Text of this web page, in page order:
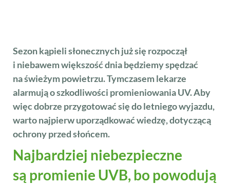
Sezon kąpieli słonecznych już się rozpoczął
i niebawem większość dnia będziemy spędzać
na świeżym powietrzu. Tymczasem lekarze
alarmują o szkodliwości promieniowania UV. Aby
więc dobrze przygotować się do letniego wyjazdu,
warto najpierw uporządkować wiedzę, dotyczącą
ochrony przed słońcem.
Najbardziej niebezpieczne
są promienie UVB, bo powodują